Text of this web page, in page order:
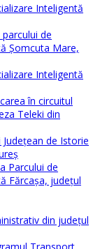
Inteligentă
de
Șomcuta Mare,
Inteligentă
în circuitul
Teleki din
de Istorie
Parcului de
Fărcașa, județul
din județul